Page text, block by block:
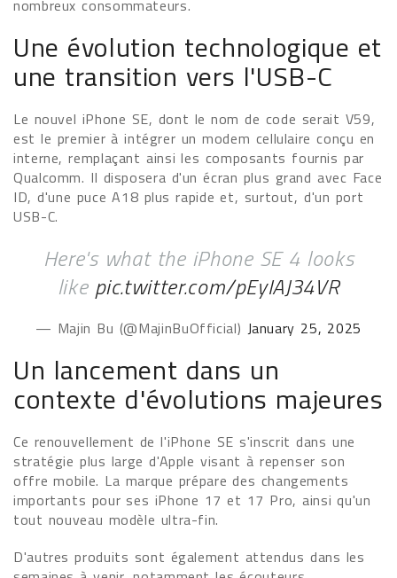
nombreux consommateurs.
Une évolution technologique et
une transition vers l'USB-C
Le nouvel iPhone SE, dont le nom de code serait V59,
est le premier à intégrer un modem cellulaire conçu en
interne, remplaçant ainsi les composants fournis par
Qualcomm. Il disposera d'un écran plus grand avec Face
ID, d'une puce A18 plus rapide et, surtout, d'un port
USB-C.
Here's what the iPhone SE 4 looks
like pic.twitter.com/pEyIAJ34VR
— Majin Bu (@MajinBuOfficial) January 25, 2025
Un lancement dans un
contexte d'évolutions majeures
Ce renouvellement de l'iPhone SE s'inscrit dans une
stratégie plus large d'Apple visant à repenser son
offre mobile. La marque prépare des changements
importants pour ses iPhone 17 et 17 Pro, ainsi qu'un
tout nouveau modèle ultra-fin.
D'autres produits sont également attendus dans les